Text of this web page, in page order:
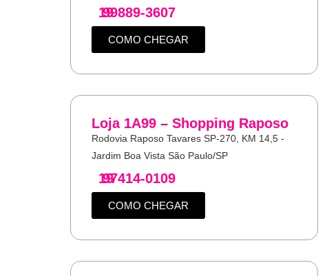
19
99889-3607
COMO CHEGAR
Loja 1A99 – Shopping Raposo
Rodovia Raposo Tavares SP-270, KM 14,5 -
Jardim Boa Vista São Paulo/SP
19
97414-0109
COMO CHEGAR